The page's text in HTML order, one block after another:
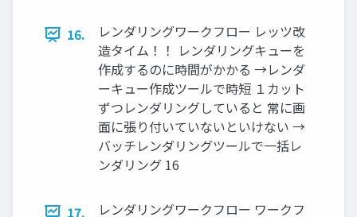
16.
レンダリングワークフロー レッツ改
造タイム！！ レンダリングキューを
作成するのに時間がかかる →レンダ
ーキュー作成ツールで時短 １カット
ずつレンダリングしていると 常に画
面に張り付いていないといけない →
バッチレンダリングツールで一括レ
ンダリング 16
17. レンダリングワークフロー ワークフ